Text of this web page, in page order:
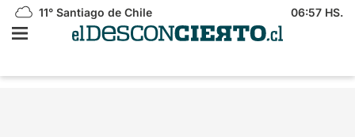
11° Santiago de Chile 06:57 HS.